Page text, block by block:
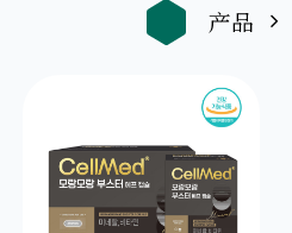
产品